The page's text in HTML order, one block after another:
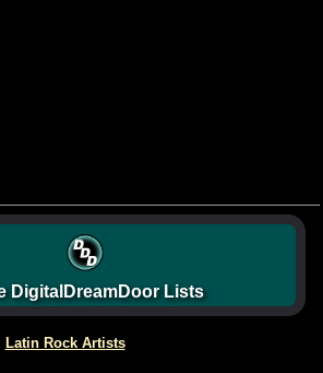
DigitalDreamDoor Lists
Latin Rock Artists